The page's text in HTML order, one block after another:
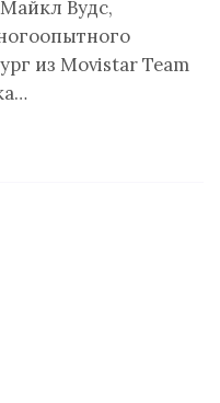
Вудс,
из Movistar Team